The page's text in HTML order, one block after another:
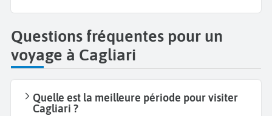
Questions fréquentes pour un
voyage à Cagliari
Quelle est la meilleure période pour visiter
Cagliari ?